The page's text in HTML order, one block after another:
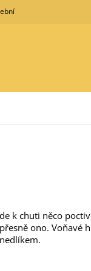
metody
k chuti něco
ono. Voňavé